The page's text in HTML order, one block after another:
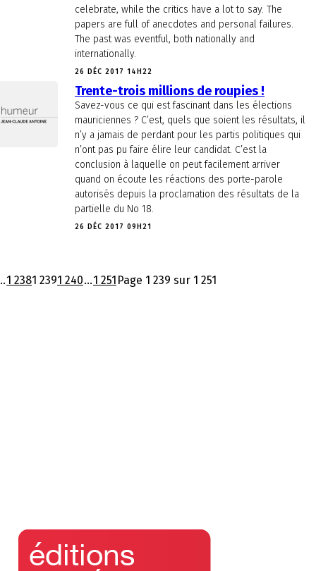
celebrate, while the critics have a lot to say. The
papers are full of anecdotes and personal failures.
The past was eventful, both nationally and
internationally.
26 DÉC 2017 14H22
Trente-trois millions de roupies !
Savez-vous ce qui est fascinant dans les élections
mauriciennes ? C’est, quels que soient les résultats, il
n’y a jamais de perdant pour les partis politiques qui
n’ont pas pu faire élire leur candidat. C’est la
conclusion à laquelle on peut facilement arriver
quand on écoute les réactions des porte-parole
autorisés depuis la proclamation des résultats de la
partielle du No 18.
26 DÉC 2017 09H21
1 2381 2391 240...1 251 Page 1 239 sur 1 251